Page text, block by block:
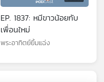
EP. 1837: หมีขาวน้อยกับ
เพื่อนใหม่
พระอาทิตย์ยิ้มแฉ่ง